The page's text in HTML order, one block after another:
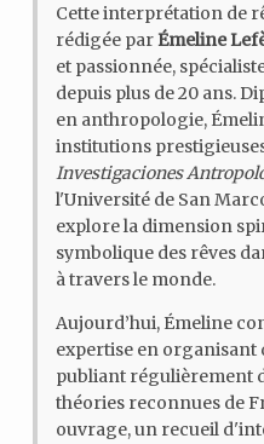
Cette interprétation de
rédigée parÉmeline
et passionnée,
depuis plus de 20 ans.
en anthropologie,
institutions
Investigaciones
l'Université de San
explore la dimension
symbolique des rêves
à travers le monde.
Aujourd’hui, Émeline
expertise en organisant
publiant régulièrement
théories reconnues de
ouvrage, un recueil